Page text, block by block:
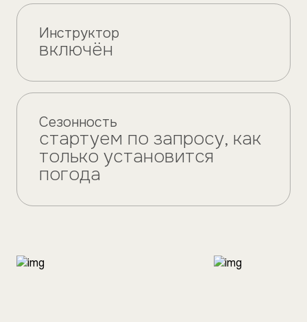
Инструктор
включён
Сезонность
стартуем по запросу, как
только установится
погода